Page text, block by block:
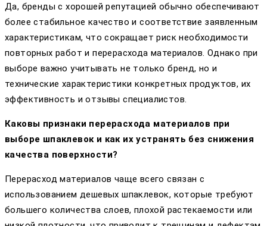
Да, бренды с хорошей репутацией обычно обеспечивают
более стабильное качество и соответствие заявленным
характеристикам, что сокращает риск необходимости
повторных работ и перерасхода материалов. Однако при
выборе важно учитывать не только бренд, но и
технические характеристики конкретных продуктов, их
эффективность и отзывы специалистов.
Каковы признаки перерасхода материалов при
выборе шпаклевок и как их устранять без снижения
качества поверхности?
Перерасход материалов чаще всего связан с
использованием дешевых шпаклевок, которые требуют
большего количества слоев, плохой растекаемости или